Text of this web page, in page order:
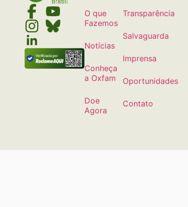
O que
Fazemos
Notícias
Conheça
a Oxfam
Doe
Agora
Transparência
Salvaguarda
Imprensa
Oportunidades
Contato